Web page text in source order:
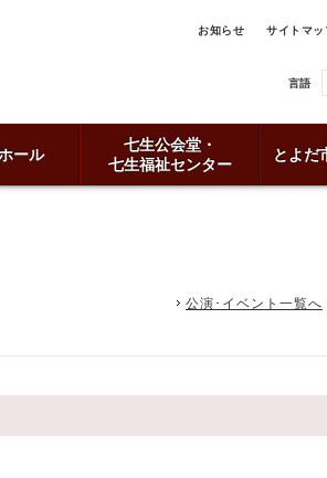
お知らせ サイトマッ
言語
ール
七生公会堂・
七生福祉センター
とよだ
公演･イベント一覧へ